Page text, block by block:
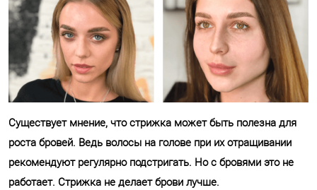
Существует мнение, что стрижка может быть полезна для
роста бровей. Ведь волосы на голове при их отращивании
рекомендуют регулярно подстригать. Но с бровями это не
работает. Стрижка не делает брови лучше.